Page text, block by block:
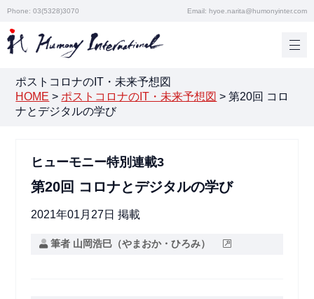
Phone: 03(5328)3070 Email: hyoe.narita@humonyinter.com
ポストコロナのIT・未来予想図
HOME > ポストコロナのIT・未来予想図 >第20回 コロ
ナとデジタルの学び
ヒューモニー特別連載3
第20回 コロナとデジタルの学び
2021年01月27日 掲載
筆者 山岡浩巳（やまおか・ひろみ）